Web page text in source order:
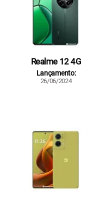
Realme 12 4G
Lançamento:
26/06/2024